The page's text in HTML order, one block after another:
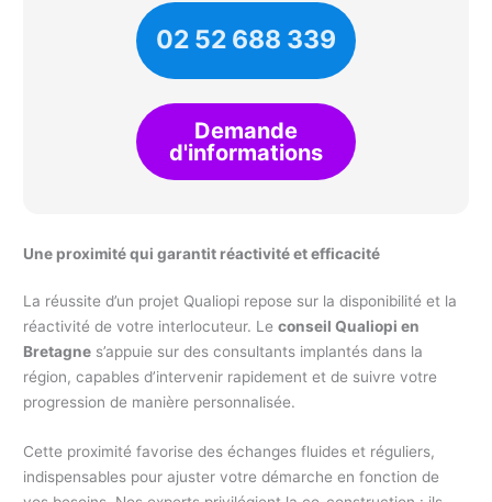
02 52 688 339
Demande
d'informations
Une proximité qui garantit réactivité et efficacité
La réussite d’un projet Qualiopi repose sur la disponibilité et la
réactivité de votre interlocuteur. Leconseil Qualiopi en
Bretagne s’appuie sur des consultants implantés dans la
région, capables d’intervenir rapidement et de suivre votre
progression de manière personnalisée.
Cette proximité favorise des échanges fluides et réguliers,
indispensables pour ajuster votre démarche en fonction de